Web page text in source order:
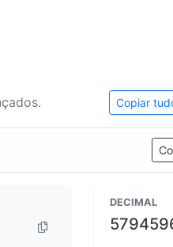
Copiar
DECIMAL